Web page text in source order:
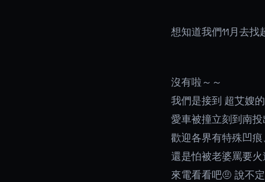
想知道我們11月去找
沒有啦～～
我們是接到 超艾嫂
愛車被撞立刻到南
歡迎各界有特殊凹
還是怕被老婆罵要
來電看看吧🤨 說不